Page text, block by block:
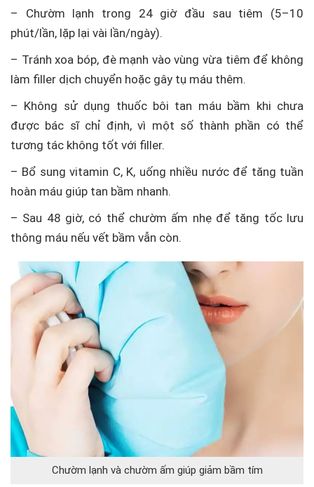
– Chườm lạnh trong 24 giờ đầu sau tiêm (5–10
phút/lần, lặp lại vài lần/ngày).
– Tránh xoa bóp, đè mạnh vào vùng vừa tiêm để không
làm filler dịch chuyển hoặc gây tụ máu thêm.
– Không sử dụng thuốc bôi tan máu bầm khi chưa
được bác sĩ chỉ định, vì một số thành phần có thể
tương tác không tốt với filler.
– Bổ sung vitamin C, K, uống nhiều nước để tăng tuần
hoàn máu giúp tan bầm nhanh.
– Sau 48 giờ, có thể chườm ấm nhẹ để tăng tốc lưu
thông máu nếu vết bầm vẫn còn.
Chườm lạnh và chườm ấm giúp giảm bầm tím